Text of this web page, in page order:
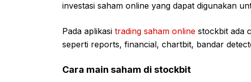
investasi saham online yang dapat digunakan
Pada aplikasi trading saham online stockbit ada
seperti reports, financial, chartbit, bandar
Cara main saham di stockbit